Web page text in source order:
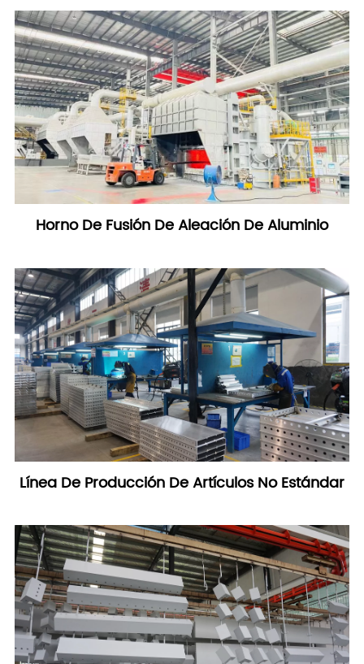
Horno De Fusión De Aleación De Aluminio
Línea De Producción De Artículos No Estándar